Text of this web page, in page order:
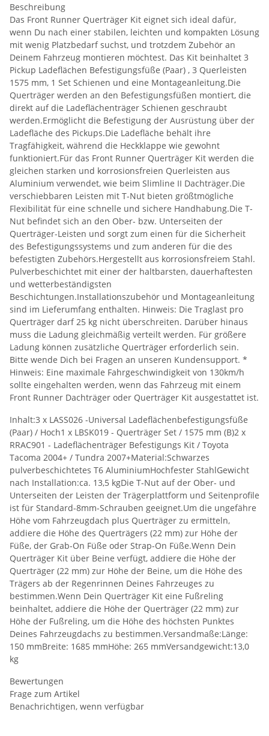
Beschreibung
Das Front Runner Querträger Kit eignet sich ideal dafür,
wenn Du nach einer stabilen, leichten und kompakten Lösung
mit wenig Platzbedarf suchst, und trotzdem Zubehör an
Deinem Fahrzeug montieren möchtest. Das Kit beinhaltet 3
Pickup Ladeflächen Befestigungsfüße (Paar) , 3 Querleisten
1575 mm, 1 Set Schienen und eine Montageanleitung.Die
Querträger werden an den Befestigungsfüßen montiert, die
direkt auf die Ladeflächenträger Schienen geschraubt
werden.Ermöglicht die Befestigung der Ausrüstung über der
Ladefläche des Pickups.Die Ladefläche behält ihre
Tragfähigkeit, während die Heckklappe wie gewohnt
funktioniert.Für das Front Runner Querträger Kit werden die
gleichen starken und korrosionsfreien Querleisten aus
Aluminium verwendet, wie beim Slimline II Dachträger.Die
verschiebbaren Leisten mit T-Nut bieten größtmögliche
Flexibilität für eine schnelle und sichere Handhabung.Die T-
Nut befindet sich an den Ober- bzw. Unterseiten der
Querträger-Leisten und sorgt zum einen für die Sicherheit
des Befestigungssystems und zum anderen für die des
befestigten Zubehörs.Hergestellt aus korrosionsfreiem Stahl.
Pulverbeschichtet mit einer der haltbarsten, dauerhaftesten
und wetterbeständigsten
Beschichtungen.Installationszubehör und Montageanleitung
sind im Lieferumfang enthalten. Hinweis: Die Traglast pro
Querträger darf 25 kg nicht überschreiten. Darüber hinaus
muss die Ladung gleichmäßig verteilt werden. Für größere
Ladung können zusätzliche Querträger erforderlich sein.
Bitte wende Dich bei Fragen an unseren Kundensupport. *
Hinweis: Eine maximale Fahrgeschwindigkeit von 130km/h
sollte eingehalten werden, wenn das Fahrzeug mit einem
Front Runner Dachträger oder Querträger Kit ausgestattet ist.
Inhalt:3 x LASS026 -Universal Ladeflächenbefestigungsfüße
(Paar) / Hoch1 x LBSK019 - Querträger Set / 1575 mm (B)2 x
RRAC901 - Ladeflächenträger Befestigungs Kit / Toyota
Tacoma 2004+ / Tundra 2007+Material:Schwarzes
pulverbeschichtetes T6 AluminiumHochfester StahlGewicht
nach Installation:ca. 13,5 kgDie T-Nut auf der Ober- und
Unterseiten der Leisten der Trägerplattform und Seitenprofile
ist für Standard-8mm-Schrauben geeignet.Um die ungefähre
Höhe vom Fahrzeugdach plus Querträger zu ermitteln,
addiere die Höhe des Querträgers (22 mm) zur Höhe der
Füße, der Grab-On Füße oder Strap-On Füße.Wenn Dein
Querträger Kit über Beine verfügt, addiere die Höhe der
Querträger (22 mm) zur Höhe der Beine, um die Höhe des
Trägers ab der Regenrinnen Deines Fahrzeuges zu
bestimmen.Wenn Dein Querträger Kit eine Fußreling
beinhaltet, addiere die Höhe der Querträger (22 mm) zur
Höhe der Fußreling, um die Höhe des höchsten Punktes
Deines Fahrzeugdachs zu bestimmen.Versandmaße:Länge:
150 mmBreite: 1685 mmHöhe: 265 mmVersandgewicht:13,0
kg
Bewertungen
Frage zum Artikel
Benachrichtigen, wenn verfügbar